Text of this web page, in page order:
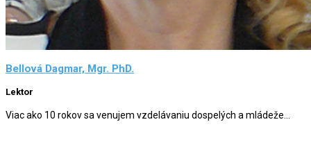
Bellová Dagmar, Mgr. PhD.
Lektor
Viac ako 10 rokov sa venujem vzdelávaniu dospelých a mládeže...